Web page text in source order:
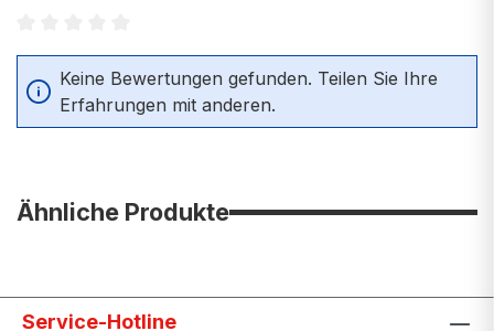
Durchschnittliche Bewertung von 0 von 5 Sternen
Keine Bewertungen gefunden. Teilen Sie Ihre
Erfahrungen mit anderen.
Ähnliche Produkte
Service-Hotline